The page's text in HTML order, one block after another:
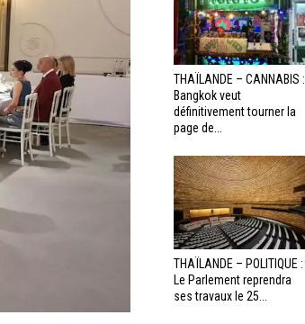
THAÏLANDE – CANNABIS :
Bangkok veut
définitivement tourner la
page de...
THAÏLANDE – POLITIQUE :
Le Parlement reprendra
ses travaux le 25...